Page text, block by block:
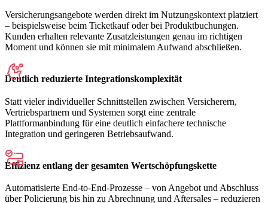
Versicherungsangebote werden direkt im Nutzungskontext platziert
– beispielsweise beim Ticketkauf oder bei Produktbuchungen.
Kunden erhalten relevante Zusatzleistungen genau im richtigen
Moment und können sie mit minimalem Aufwand abschließen.
Deutlich reduzierte Integrationskomplexität
Statt vieler individueller Schnittstellen zwischen Versicherern,
Vertriebspartnern und Systemen sorgt eine zentrale
Plattformanbindung für eine deutlich einfachere technische
Integration und geringeren Betriebsaufwand.
Effizienz entlang der gesamten Wertschöpfungskette
Automatisierte End-to-End-Prozesse – von Angebot und Abschluss
über Policierung bis hin zu Abrechnung und Aftersales – reduzieren